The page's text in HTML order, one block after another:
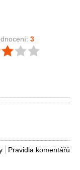
3
Pravidla komentářů